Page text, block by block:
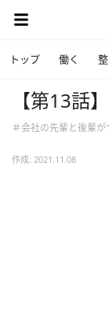
トップ 働く
【第13話
＃会社の先輩と後輩
作成: 2021.11.08